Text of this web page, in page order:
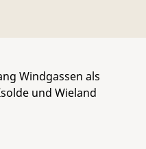
Windgassen als
und Wieland